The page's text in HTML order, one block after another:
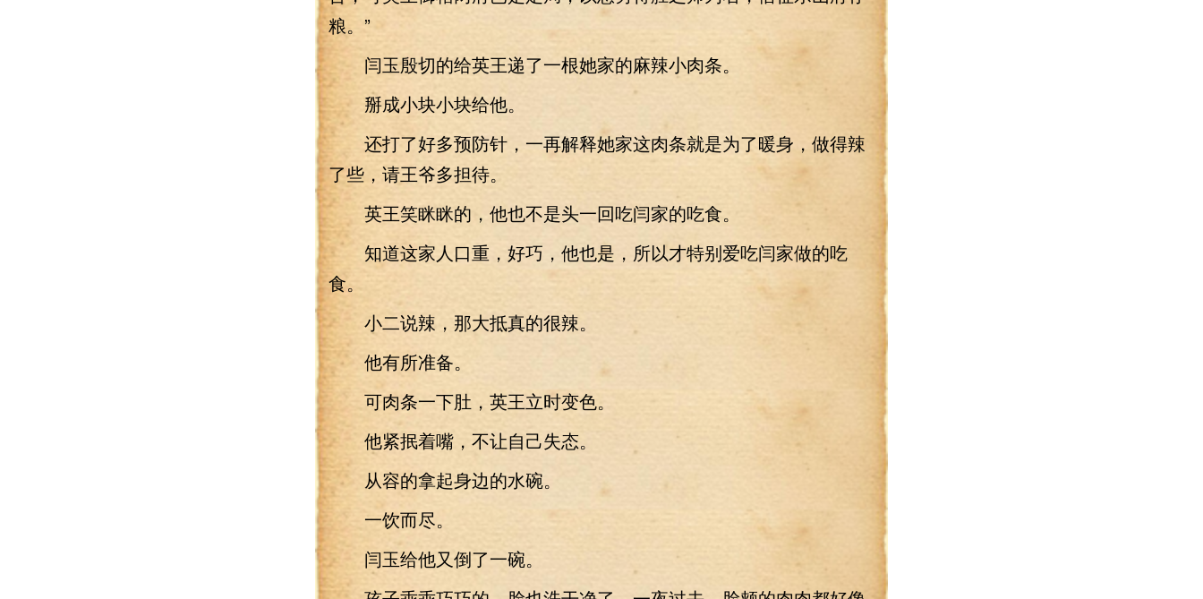
粮。”
闫玉殷切的给英王递了一根她家的麻辣小肉条。
掰成小块小块给他。
还打了好多预防针，一再解释她家这肉条就是为了暖身，做得辣
了些，请王爷多担待。
英王笑眯眯的，他也不是头一回吃闫家的吃食。
知道这家人口重，好巧，他也是，所以才特别爱吃闫家做的吃
食。
小二说辣，那大抵真的很辣。
他有所准备。
可肉条一下肚，英王立时变色。
他紧抿着嘴，不让自己失态。
从容的拿起身边的水碗。
一饮而尽。
闫玉给他又倒了一碗。